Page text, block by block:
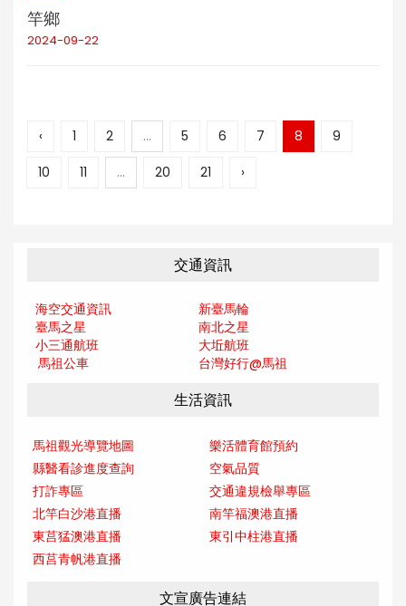
竿鄉
2024-09-22
‹ 1 2 ... 5 6 7 8
9
10
11 ... 20 21 ›
交通資訊
海空交通資訊
新臺馬輪
臺馬之星
南北之星
小三通航班
大坵航班
馬祖公車
台灣好行@馬祖
生活資訊
馬祖觀光導覽地圖
樂活體育館預約
縣醫看診進度查詢
空氣品質
打詐專區
交通違規檢舉專區
北竿白沙港直播
南竿福澳港直播
東莒猛澳港直播
東引中柱港直播
西莒青帆港直播
文宣廣告連結